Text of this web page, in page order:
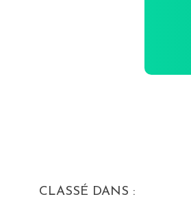
CLASSÉ DANS :